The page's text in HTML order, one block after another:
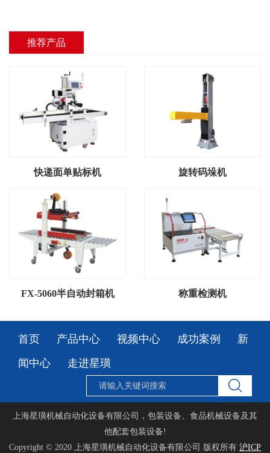
推荐产品
快递面单贴标机 旋转码垛机
FX-5060半自动封箱机 称重检测机
首页 产品中心 视频中心 成功案例
新
闻中心
走进星璜
上海星璜机械自动化设备有限公司，包装设备、食品机械设备及其
他配套包装设备!
Copyright © 2020
上海星璜机械自动化设备有限公司 版权所有 沪ICP